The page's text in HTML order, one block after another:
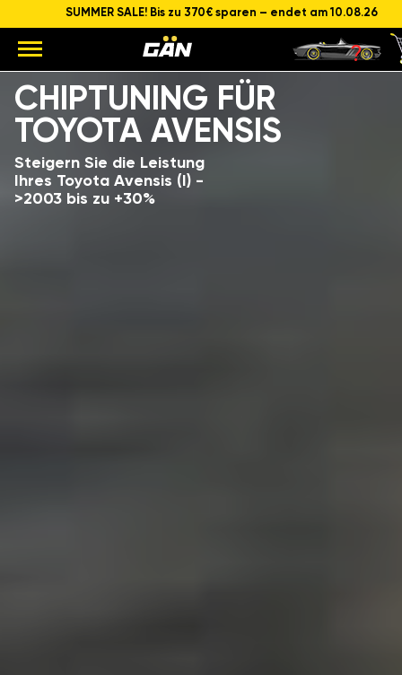
SUMMER SALE! Bis zu 370€ sparen – endet am 10.08.26
CHIPTUNING FÜR
TOYOTA AVENSIS
Steigern Sie die Leistung
Ihres Toyota Avensis (I) -
>2003 bis zu +30%
Modell
Hubraum und Leistung des Motors